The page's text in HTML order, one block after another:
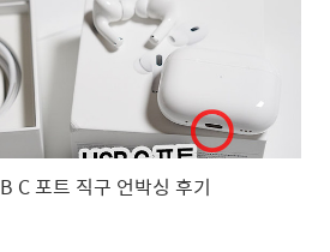
C 포트 직구 언박싱 후기